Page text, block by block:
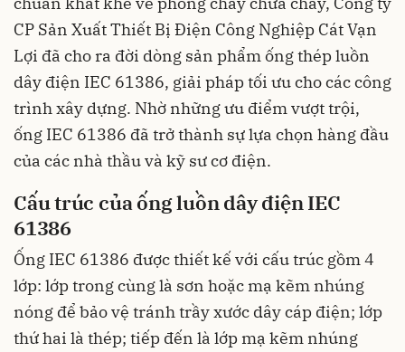
CP Sản Xuất Thiết Bị Điện Công Nghiệp Cát Vạn
Lợi đã cho ra đời dòng sản phẩm ống thép luồn
dây điện IEC 61386, giải pháp tối ưu cho các công
trình xây dựng. Nhờ những ưu điểm vượt trội,
ống IEC 61386 đã trở thành sự lựa chọn hàng đầu
của các nhà thầu và kỹ sư cơ điện.
Cấu trúc của ống luồn dây điện IEC
61386
Ống IEC 61386 được thiết kế với cấu trúc gồm 4
lớp: lớp trong cùng là sơn hoặc mạ kẽm nhúng
nóng để bảo vệ tránh trầy xước dây cáp điện; lớp
thứ hai là thép; tiếp đến là lớp mạ kẽm nhúng